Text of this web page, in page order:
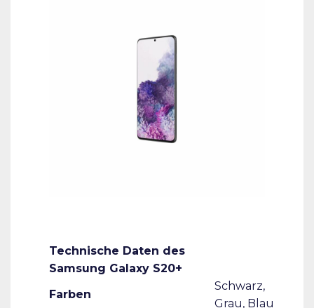
Technische Daten des
Samsung Galaxy S20+
Farben
Schwarz,
Grau, Blau